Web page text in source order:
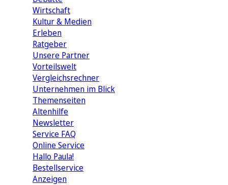
Wirtschaft
Kultur & Medien
Erleben
Ratgeber
Unsere Partner
Vorteilswelt
Vergleichsrechner
Unternehmen im Blick
Themenseiten
Altenhilfe
Newsletter
Service FAQ
Online Service
Hallo Paula!
Bestellservice
Anzeigen